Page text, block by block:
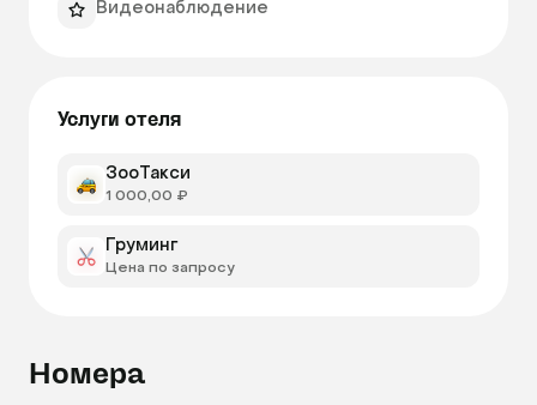
Видеонаблюдение
Услуги отеля
ЗооТакси
1 000,00 ₽
Груминг
Цена по запросу
Номера